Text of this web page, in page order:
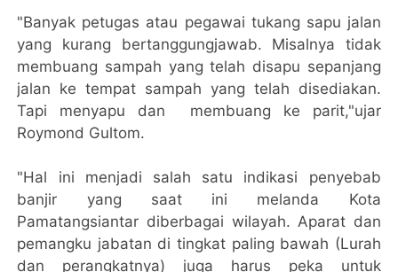
"Banyak petugas atau pegawai tukang sapu jalan
yang kurang bertanggungjawab. Misalnya tidak
membuang sampah yang telah disapu sepanjang
jalan ke tempat sampah yang telah disediakan.
Tapi menyapu dan membuang ke parit,"ujar
Roymond Gultom.
"Hal ini menjadi salah satu indikasi penyebab
banjir yang saat ini melanda Kota
Pamatangsiantar diberbagai wilayah. Aparat dan
pemangku jabatan di tingkat paling bawah (Lurah
dan perangkatnya) juga harus peka untuk